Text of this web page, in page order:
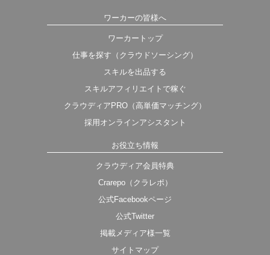
ワーカーの皆様へ
ワーカートップ
仕事を探す（クラウドソーシング）
スキルを出品する
スキルアフィリエイトで稼ぐ
クラウディアPRO（高単価マッチング）
採用オンラインアシスタント
お役立ち情報
クラウディア会員特典
Crarepo（クラレポ）
公式Facebookページ
公式Twitter
掲載メディア様一覧
サイトマップ